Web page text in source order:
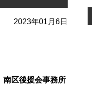
2023年01月6日
南区後援会事務所